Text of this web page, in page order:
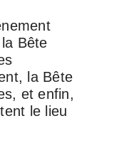
Bête
la Bête
et enfin,
le lieu